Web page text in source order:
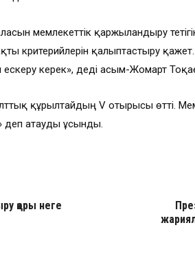
мемлекеттік қаржыландыру
критерийлерін қалыптастыру қажет.
керек», деді Қасым-Жомарт
Ұлттық құрылтайдың V отырысы өтті.
деп атауды ұсынды.
қоры неге